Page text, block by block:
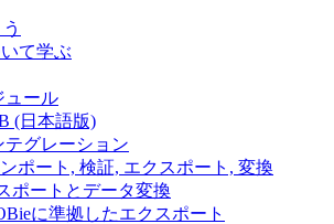
て学ぶ
ュール
(日本語版)
テグレーション
ポート, 検証, エクスポート, 変換
ポートとデータ変換
に準拠したエクスポート